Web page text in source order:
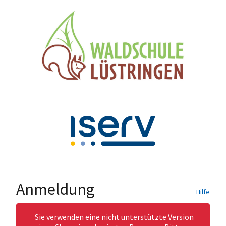
Anmeldung Hilfe
Sie verwenden eine nicht unterstützte Version